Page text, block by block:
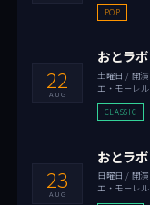
POP
22
AUG
おとラボ
土曜日 / 開
エ・モーレ
CLASSIC
23
AUG
おとラボ
日曜日 / 開
エ・モーレ